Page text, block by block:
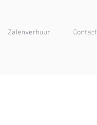
Zalenverhuur Contact